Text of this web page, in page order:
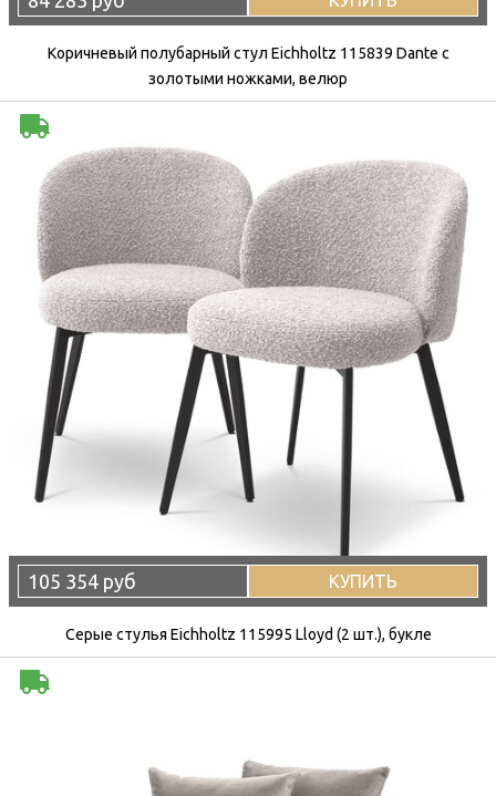
Коричневый полубарный стул Eichholtz 115839 Dante с
золотыми ножками, велюр
105 354 руб КУПИТЬ
Серые стулья Eichholtz 115995 Lloyd (2 шт.), букле